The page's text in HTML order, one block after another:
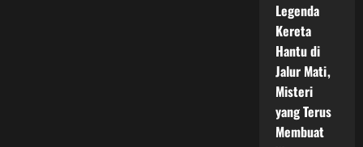
Legenda
Kereta
Hantu di
Jalur Mati,
Misteri
yang Terus
Membuat